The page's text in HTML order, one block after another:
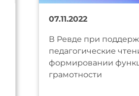
07.11.2022
В Ревде при
педагогические
формировании
грамотности